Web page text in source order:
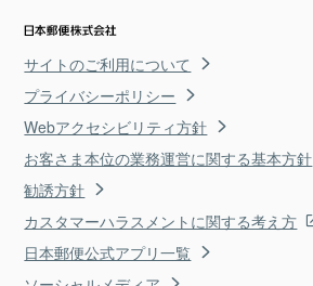
サイトのご利用について
プライバシーポリシー
Webアクセシビリティ方針
お客さま本位の業務運営に関する基本方針
勧誘方針
カスタマーハラスメントに関する考え方
日本郵便公式アプリ一覧